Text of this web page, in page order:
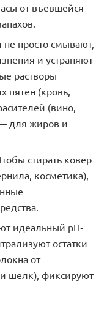
от въевшейся
не просто смывают,
и устраняют
растворы
пятен (кровь,
(вино,
для жиров и
стирать ковер
косметика),
идеальный pH-
остатки
от
шелк), фиксируют